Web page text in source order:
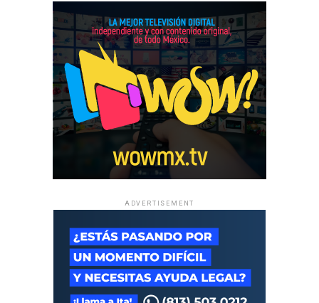
A partir de ese momento,Russo se convirtió en uno de
“los grandes capos”. Ayer cayó por un delito “menor”
para sus estándares. Sus abogados seguramente ya están
preparando “alguna magia” para que no pase mucho
tiempo encarcelado. De todos modos, lo más probable es
que siga dando las grandes directivas desde allí.De
jubilarse, ni se habla.
Conecta con Enfoque Now en todas nuestras Redes
Sociales:
Instagram :@EnfoqueNow
Facebook:@EnfoqueNow
Twitter:@EnfoqueNow
Youtube:@EnfoqueNow
ADVERTISEMENT